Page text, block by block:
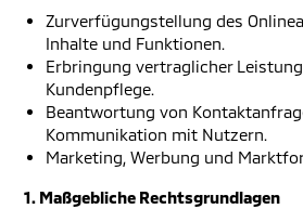
Zurverfügungstellung des
Inhalte und Funktionen.
Erbringung vertraglicher
Kundenpflege.
Beantwortung von
Kommunikation mit Nutzern.
Marketing, Werbung und
1. Maßgebliche Rechtsgrundlagen